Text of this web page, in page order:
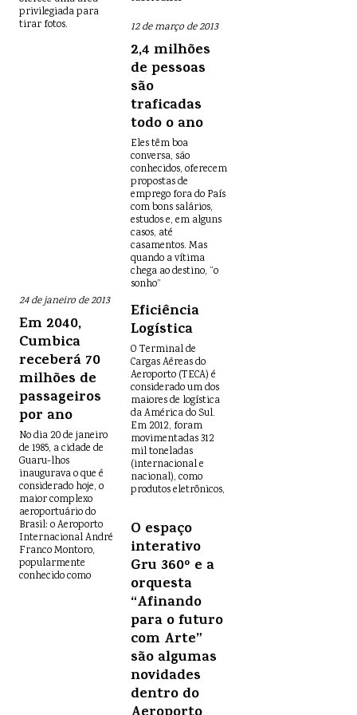
privilegiada para
tirar fotos.
12 de março de 2013
2,4 milhões
de pessoas
são
traficadas
todo o ano
Eles têm boa
conversa, são
conhecidos, oferecem
propostas de
emprego fora do País
com bons salários,
estudos e, em alguns
casos, até
casamentos. Mas
quando a vítima
chega ao destino, “o
sonho”
24 de janeiro de 2013
Em 2040,
Cumbica
receberá 70
milhões de
passageiros
por ano
No dia 20 de janeiro
de 1985, a cidade de
Guaru-lhos
inaugurava o que é
considerado hoje, o
maior complexo
aeroportuário do
Brasil: o Aeroporto
Internacional André
Franco Montoro,
popularmente
conhecido como
Eficiência
Logística
O Terminal de
Cargas Aéreas do
Aeroporto (TECA) é
considerado um dos
maiores de logística
da América do Sul.
Em 2012, foram
movimentadas 312
mil toneladas
(internacional e
nacional), como
produtos eletrônicos,
O espaço
interativo
Gru 360º e a
orquesta
“Afinando
para o futuro
com Arte”
são algumas
novidades
dentro do